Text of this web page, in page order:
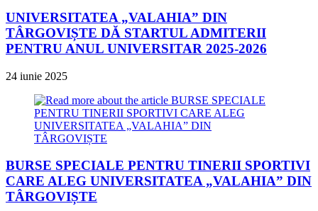
UNIVERSITATEA „VALAHIA” DIN
TÂRGOVIȘTE DĂ STARTUL ADMITERII
PENTRU ANUL UNIVERSITAR 2025-2026
24 iunie 2025
BURSE SPECIALE PENTRU TINERII SPORTIVI
CARE ALEG UNIVERSITATEA „VALAHIA” DIN
TÂRGOVIȘTE